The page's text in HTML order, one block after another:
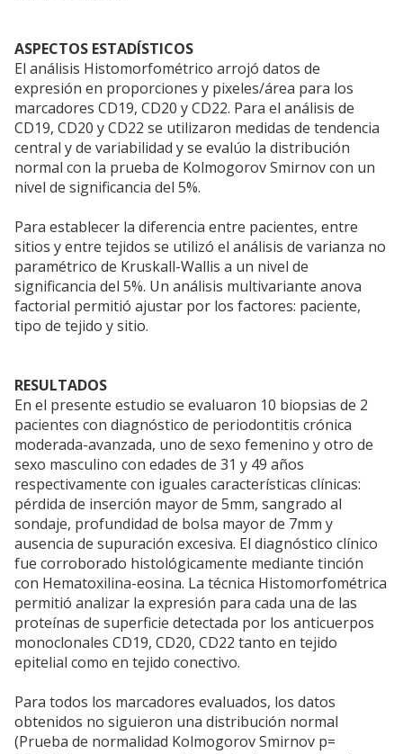
ASPECTOS ESTADÍSTICOS
El análisis Histomorfométrico arrojó datos de
expresión en proporciones y pixeles/área para los
marcadores CD19, CD20 y CD22. Para el análisis de
CD19, CD20 y CD22 se utilizaron medidas de tendencia
central y de variabilidad y se evalúo la distribución
normal con la prueba de Kolmogorov Smirnov con un
nivel de significancia del 5%.
Para establecer la diferencia entre pacientes, entre
sitios y entre tejidos se utilizó el análisis de varianza no
paramétrico de Kruskall-Wallis a un nivel de
significancia del 5%. Un análisis multivariante anova
factorial permitió ajustar por los factores: paciente,
tipo de tejido y sitio.
RESULTADOS
En el presente estudio se evaluaron 10 biopsias de 2
pacientes con diagnóstico de periodontitis crónica
moderada-avanzada, uno de sexo femenino y otro de
sexo masculino con edades de 31 y 49 años
respectivamente con iguales características clínicas:
pérdida de inserción mayor de 5mm, sangrado al
sondaje, profundidad de bolsa mayor de 7mm y
ausencia de supuración excesiva. El diagnóstico clínico
fue corroborado histológicamente mediante tinción
con Hematoxilina-eosina. La técnica Histomorfométrica
permitió analizar la expresión para cada una de las
proteínas de superficie detectada por los anticuerpos
monoclonales CD19, CD20, CD22 tanto en tejido
epitelial como en tejido conectivo.
Para todos los marcadores evaluados, los datos
obtenidos no siguieron una distribución normal
(Prueba de normalidad Kolmogorov Smirnov p=